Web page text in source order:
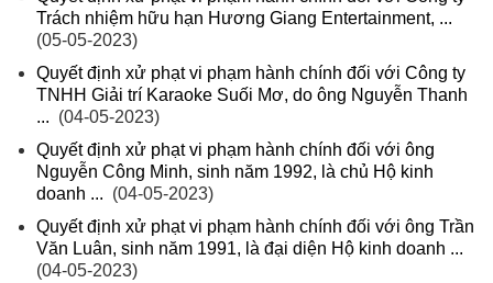
Trách nhiệm hữu hạn Hương Giang Entertainment, ...
(05-05-2023)
Quyết định xử phạt vi phạm hành chính đối với Công ty
TNHH Giải trí Karaoke Suối Mơ, do ông Nguyễn Thanh
... (04-05-2023)
Quyết định xử phạt vi phạm hành chính đối với ông
Nguyễn Công Minh, sinh năm 1992, là chủ Hộ kinh
doanh ... (04-05-2023)
Quyết định xử phạt vi phạm hành chính đối với ông Trần
Văn Luân, sinh năm 1991, là đại diện Hộ kinh doanh ...
(04-05-2023)